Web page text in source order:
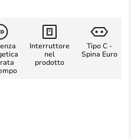
Interruttore
nel
prodotto
Tipo C -
Spina Euro